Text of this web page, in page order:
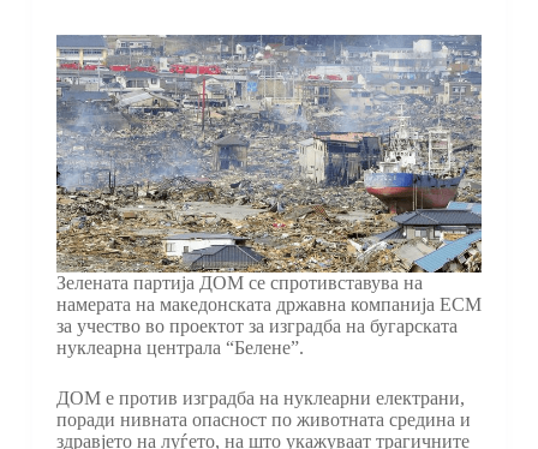
Зелената партија ДОМ се спротивставува на
намерата на македонската државна компанија ЕСМ
за учество во проектот за изградба на бугарската
нуклеарна централа “Белене”.
ДОМ е против изградба на нуклеарни електрани,
поради нивната опасност по животната средина и
здравјето на луѓето, на што укажуваат трагичните